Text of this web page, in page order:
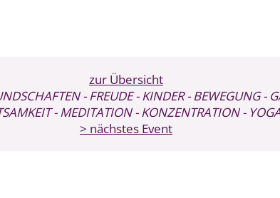
zur Übersicht
- FREUDE- KINDER- BEWEGUNG-
- MEDITATION- KONZENTRATION-
> nächstes Event